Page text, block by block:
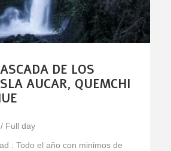
DE LOS
AUCAR, QUEMCHI
Full day
: Todo el año con minimos de